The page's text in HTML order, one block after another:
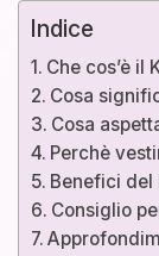
Indice
Che cos’è il
Cosa
Cosa
Perchè
Benefici del
Consiglio